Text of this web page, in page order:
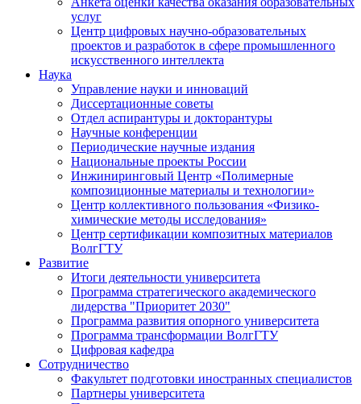
услуг
Центр цифровых научно-образовательных
проектов и разработок в сфере промышленного
искусственного интеллекта
Наука
Управление науки и инноваций
Диссертационные советы
Отдел аспирантуры и докторантуры
Научные конференции
Периодические научные издания
Национальные проекты России
Инжиниринговый Центр «Полимерные
композиционные материалы и технологии»
Центр коллективного пользования «Физико-
химические методы исследования»
Центр сертификации композитных материалов
ВолгГТУ
Развитие
Итоги деятельности университета
Программа стратегического академического
лидерства "Приоритет 2030"
Программа развития опорного университета
Программа трансформации ВолгГТУ
Цифровая кафедра
Сотрудничество
Факультет подготовки иностранных специалистов
Партнеры университета